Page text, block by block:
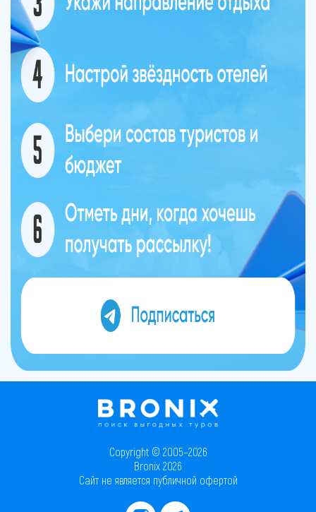
Copyright © 2005–2026
Bronix 2026
Сайт не является публичной офертой